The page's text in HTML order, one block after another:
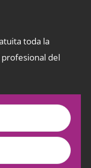
toda la
del